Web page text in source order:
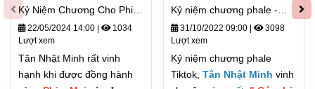
hạnh khi được đồng hành
cùngPhim Maicủa đạo
diễnTrấn Thành
phim rất ý nghĩa và diễn
cảnh giống với cuộc sống
Xem thêm ››
Tiktok,Tân Nhật Minh
chuyênsản xuất: " Cúp, kỷ
niệm chương Tiktok "
các đơn vị truyền thông lớn,
các Tiktoker dự được làm
Xem thêm ››